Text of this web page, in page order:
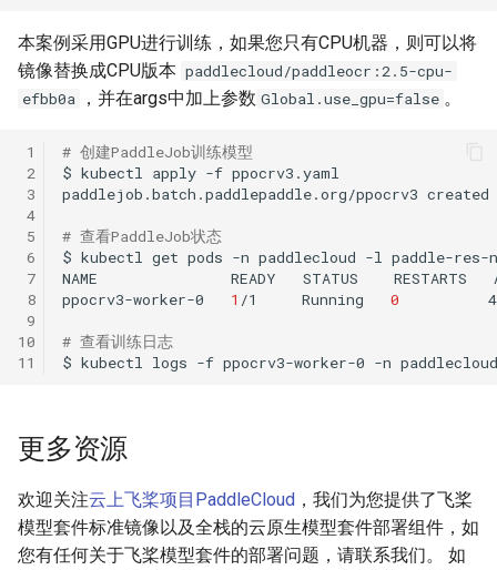
本案例采用GPU进行训练，如果您只有CPU机器，则可以将
镜像替换成CPU版本 paddlecloud/paddleocr:2.5-cpu-
efbb0a
，并在args中加上参数 Global.use_gpu=false 。
1
2
3
4
5
6
7
8
9
10
11
# 创建PaddleJob训练模型
$ kubectl apply -f
paddlejob.batch.paddlepaddle.org/ppocrv3
# 查看PaddleJob状态
$ kubectl get pods -n paddlecloud -l
paddle-res-
NAME
READY STATUS
RESTARTS
ppocrv3-worker-0
1 /1 Running 0
# 查看训练日志
$ kubectl logs -f ppocrv3-worker-0 -n
更多资源
欢迎关注云上飞桨项目PaddleCloud ，我们为您提供了飞桨
模型套件标准镜像以及全栈的云原生模型套件部署组件，如
您有任何关于飞桨模型套件的部署问题，请联系我们。 如